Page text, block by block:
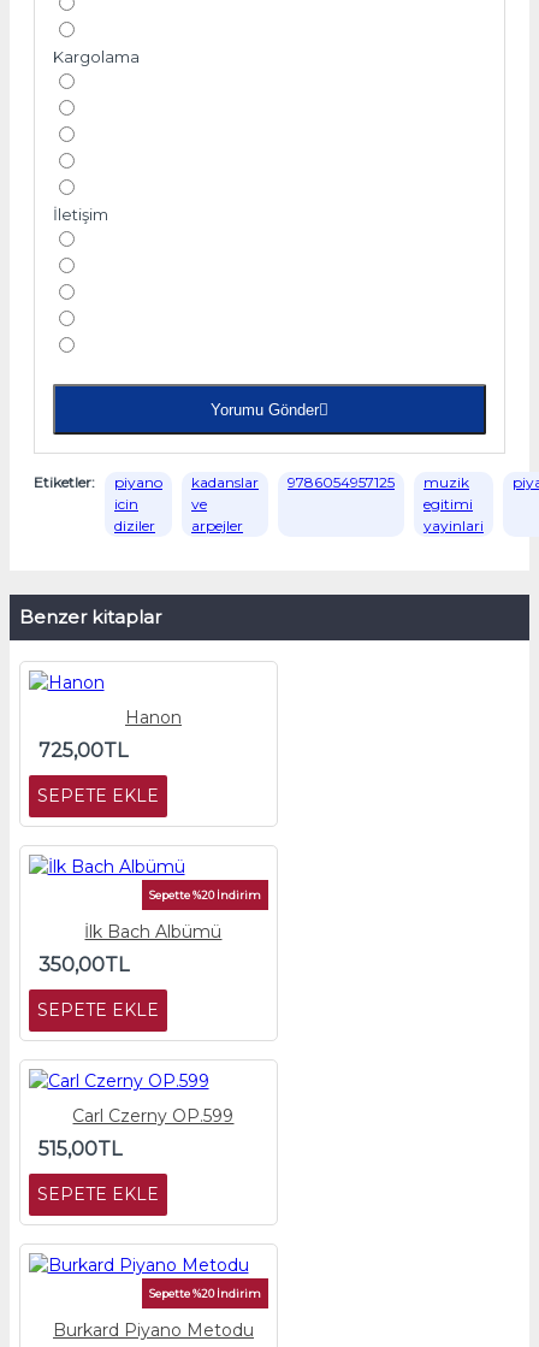
Kargolama
İletişim
Yorumu Gönder
Etiketler:
piyano
icin
diziler
kadanslar
ve
arpejler
9786054957125
muzik
egitimi
yayinlari
Benzer kitaplar
Hanon
725,00TL
SEPETE EKLE
Sepette %20 İndirim
İlk Bach Albümü
350,00TL
SEPETE EKLE
Carl Czerny OP.599
515,00TL
SEPETE EKLE
Sepette %20 İndirim
Burkard Piyano Metodu